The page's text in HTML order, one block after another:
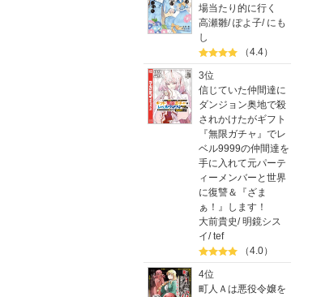
場当たり的に行く
高瀬雛/ぽよ子/ にも
し
（4.4）
3位
信じていた仲間達に
ダンジョン奥地で殺
されかけたがギフト
『無限ガチャ』でレ
ベル9999の仲間達を
手に入れて元パーテ
ィーメンバーと世界
に復讐＆『ざま
ぁ！』します！
大前貴史/明鏡シス
イ/tef
（4.0）
4位
町人Ａは悪役令嬢を